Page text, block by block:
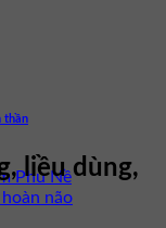
Phù Nề
não
thần
liều dùng,